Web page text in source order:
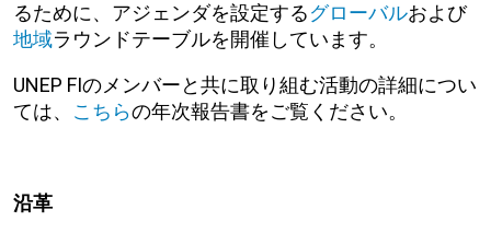
るために、アジェンダを設定するグローバルおよび
地域ラウンドテーブルを開催しています。
UNEP FIのメンバーと共に取り組む活動の詳細につい
ては、 こちらの年次報告書をご覧ください。
沿革